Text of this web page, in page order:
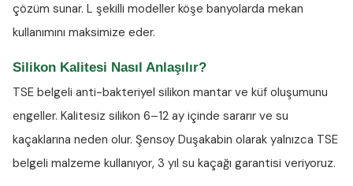
çözüm sunar. L şekilli modeller köşe banyolarda mekan
kullanımını maksimize eder.
Silikon Kalitesi Nasıl Anlaşılır?
TSE belgeli anti-bakteriyel silikon mantar ve küf oluşumunu
engeller. Kalitesiz silikon 6–12 ay içinde sararır ve su
kaçaklarına neden olur. Şensoy Duşakabin olarak yalnızca TSE
belgeli malzeme kullanıyor, 3 yıl su kaçağı garantisi veriyoruz.